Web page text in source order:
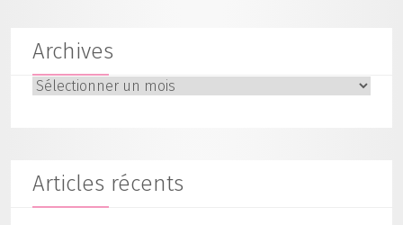
Archives
Articles récents